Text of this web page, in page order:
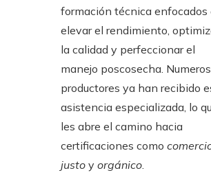
formación técnica enfocados
elevar el rendimiento,
la calidad y perfeccionar el
manejo poscosecha.
productores ya han recibido
asistencia especializada, lo
les abre el camino hacia
certificaciones como
justo y orgánico.